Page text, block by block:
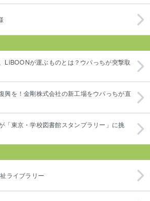
LiBOONが運ぶものとは？ウパっちが突撃取
興を！金剛株式会社の新工場をウパっちが直
「東京・学校図書館スタンプラリー」に挑
ライブラリー